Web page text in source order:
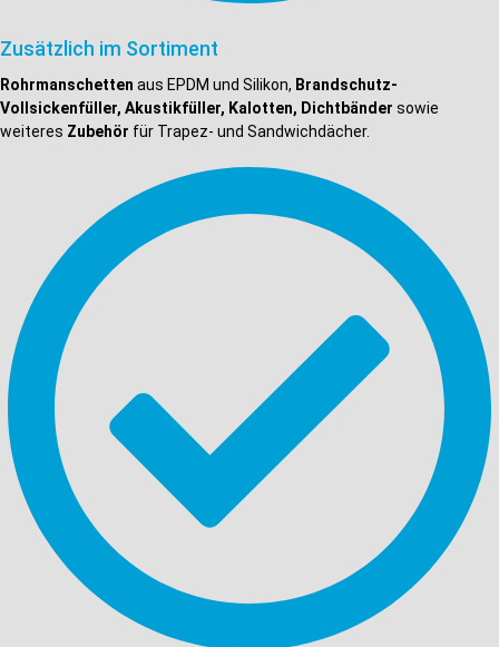
Zusätzlich im Sortiment
Rohrmanschetten aus EPDM und Silikon, Brandschutz-
Vollsickenfüller, Akustikfüller, Kalotten, Dichtbänder sowie
weiteres Zubehör für Trapez- und Sandwichdächer.